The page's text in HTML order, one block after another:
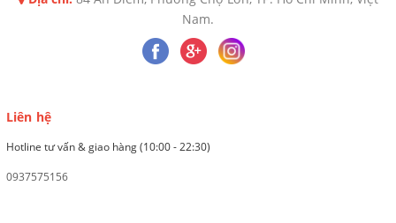
Nam.
Liên hệ
Hotline tư vấn & giao hàng (10:00 - 22:30)
0937575156